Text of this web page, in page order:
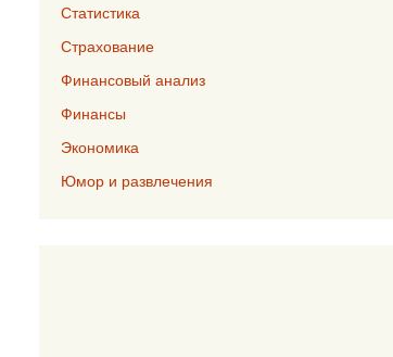
Статистика
Страхование
Финансовый анализ
Финансы
Экономика
Юмор и развлечения